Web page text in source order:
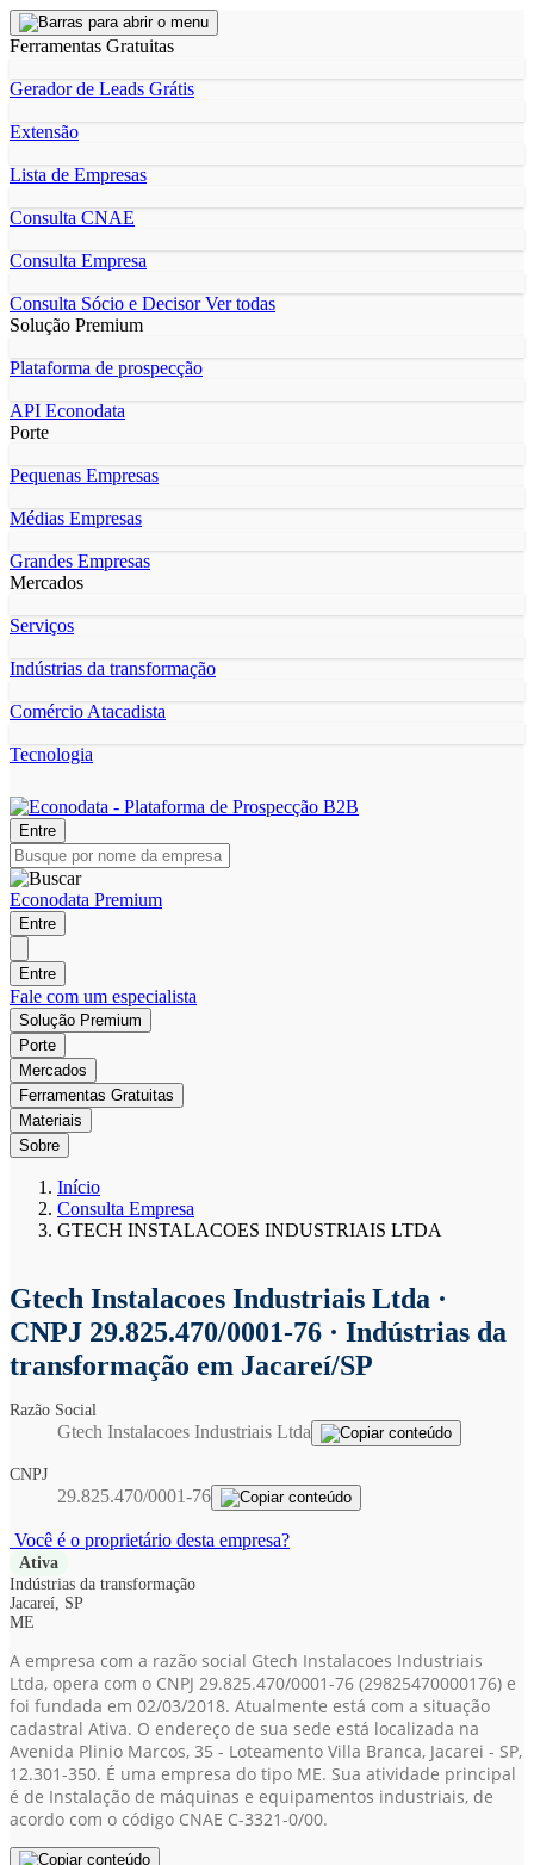
Ferramentas Gratuitas
Gerador de Leads Grátis
Extensão
Lista de Empresas
Consulta CNAE
Consulta Empresa
Consulta Sócio e DecisorVer todas
Solução Premium
Plataforma de prospecção
API Econodata
Porte
Pequenas Empresas
Médias Empresas
Grandes Empresas
Mercados
Serviços
Indústrias da transformação
Comércio Atacadista
Tecnologia
Entre
Econodata Premium
Entre
Entre
Fale com um especialista
Solução Premium
Porte
Mercados
Ferramentas Gratuitas
Materiais
Sobre
Início
Consulta Empresa
GTECH INSTALACOES INDUSTRIAIS LTDA
Gtech Instalacoes Industriais Ltda ·
CNPJ 29.825.470/0001-76 · Indústrias da
transformação em Jacareí/SP
Razão Social
Gtech Instalacoes Industriais Ltda
CNPJ
29.825.470/0001-76
Você é o proprietário desta empresa?
Ativa
Indústrias da transformação
Jacareí, SP
ME
A empresa com a razão social Gtech Instalacoes Industriais
Ltda, opera com o CNPJ 29.825.470/0001-76 (29825470000176) e
foi fundada em 02/03/2018. Atualmente está com a situação
cadastral Ativa. O endereço de sua sede está localizada na
Avenida Plinio Marcos, 35 - Loteamento Villa Branca, Jacarei - SP,
12.301-350. É uma empresa do tipo ME. Sua atividade principal
é de Instalação de máquinas e equipamentos industriais, de
acordo com o código CNAE C-3321-0/00.